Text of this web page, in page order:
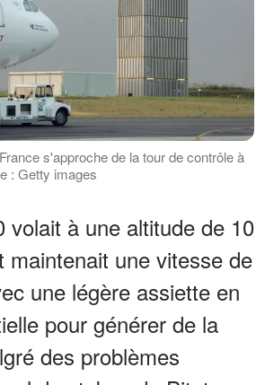
s'approche de la tour de contrôle à
: Getty images
volait à une altitude de 10
maintenait une vitesse de
une légère assiette en
pour générer de la
des problèmes